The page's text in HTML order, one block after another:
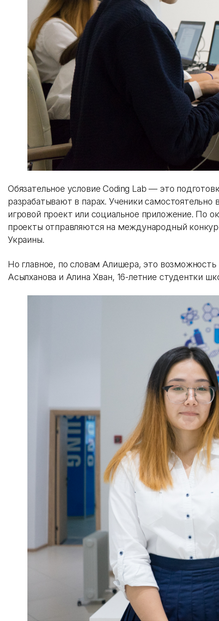
Обязательное условие Coding Lab — это
разрабатывают в парах. Ученики
игровой проект или социальное приложение. По
проекты отправляются на международный
Украины.
Но главное, по словам Алишера, это
Асылханова и Алина Хван, 16-летние студентки